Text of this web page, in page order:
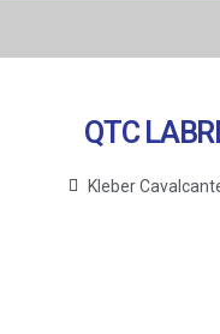
QTC
Kleber